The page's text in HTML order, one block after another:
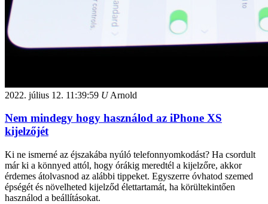
2022. július 12. 11:39:59 UArnold
Nem mindegy hogy használod az iPhone XS
kijelzőjét
Ki ne ismerné az éjszakába nyúló telefonnyomkodást? Ha csordult
már ki a könnyed attól, hogy órákig meredtél a kijelzőre, akkor
érdemes átolvasnod az alábbi tippeket. Egyszerre óvhatod szemed
épségét és növelheted kijelződ élettartamát, ha körültekintően
használod a beállításokat.